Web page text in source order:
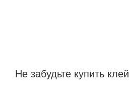
Не забудьте купить клей